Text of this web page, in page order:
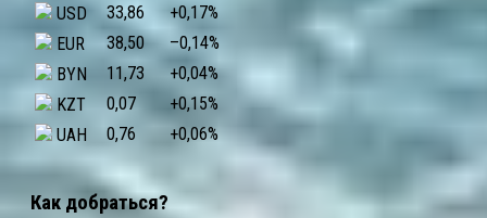
USD
33,86 +0,17%
EUR
38,50 –0,14%
BYN
11,73 +0,04%
KZT
0,07 +0,15%
UAH
0,76 +0,06%
Как добраться?